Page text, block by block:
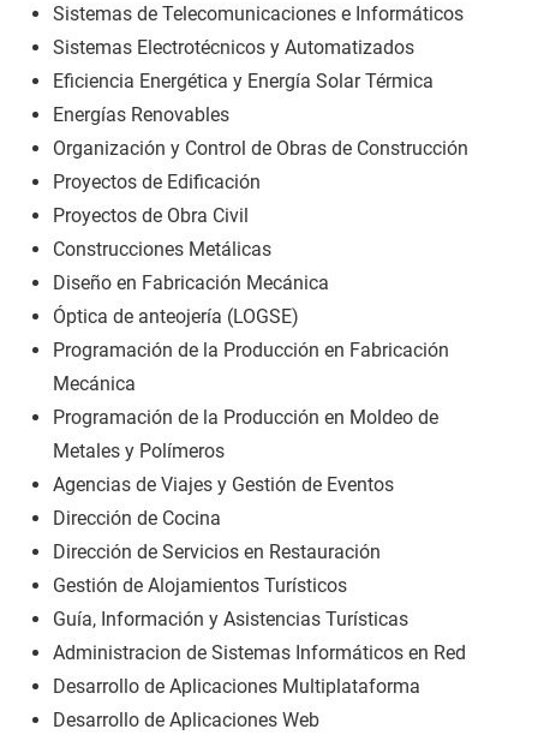
Sistemas de Telecomunicaciones e Informáticos
Sistemas Electrotécnicos y Automatizados
Eficiencia Energética y Energía Solar Térmica
Energías Renovables
Organización y Control de Obras de Construcción
Proyectos de Edificación
Proyectos de Obra Civil
Construcciones Metálicas
Diseño en Fabricación Mecánica
Óptica de anteojería (LOGSE)
Programación de la Producción en Fabricación
Mecánica
Programación de la Producción en Moldeo de
Metales y Polímeros
Agencias de Viajes y Gestión de Eventos
Dirección de Cocina
Dirección de Servicios en Restauración
Gestión de Alojamientos Turísticos
Guía, Información y Asistencias Turísticas
Administracion de Sistemas Informáticos en Red
Desarrollo de Aplicaciones Multiplataforma
Desarrollo de Aplicaciones Web